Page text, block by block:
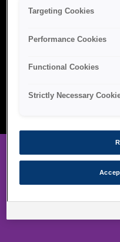
сумісності з вашими
чорнильних флаконів з
кожна частина вашого
Незалежно від того, чи
або працюєте у
і скорочувати час простою.
НАШ
Targeting Cookies
Performance Cookies
Functional Cookies
Strictly Necessary